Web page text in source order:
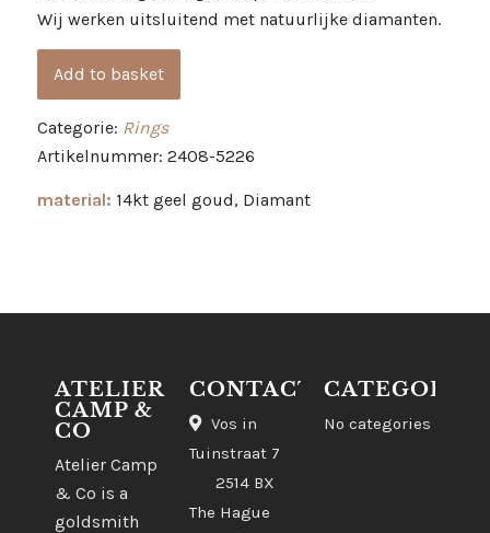
Wij werken uitsluitend met natuurlijke diamanten.
Add to basket
Categorie: Rings
Artikelnummer: 2408-5226
material: 14kt geel goud, Diamant
ATELIER
CAMP &
CO
Atelier Camp
& Co is a
goldsmith
CONTACT
Vos in
Tuinstraat 7
2514 BX
The Hague
CATEGORIES
No categories